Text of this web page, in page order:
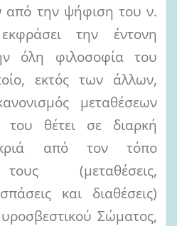
από την ψήφιση του ν.
την έντονη
όλη φιλοσοφία του
εκτός των άλλων,
μεταθέσεων
θέτει σε διαρκή
από τον τόπο
(μεταθέσεις,
και διαθέσεις)
Σώματος,